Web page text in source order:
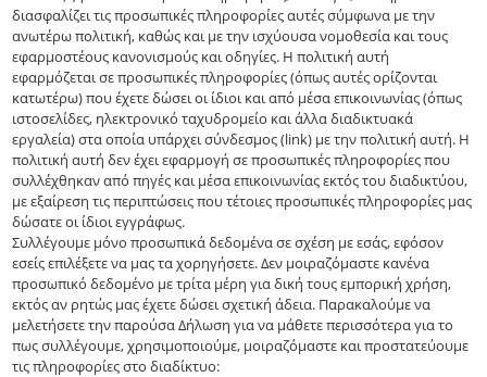
διασφαλίζει τις προσωπικές πληροφορίες αυτές σύμφωνα με την
ανωτέρω πολιτική, καθώς και με την ισχύουσα νομοθεσία και τους
εφαρμοστέους κανονισμούς και οδηγίες. Η πολιτική αυτή
εφαρμόζεται σε προσωπικές πληροφορίες (όπως αυτές ορίζονται
κατωτέρω) που έχετε δώσει οι ίδιοι και από μέσα επικοινωνίας (όπως
ιστοσελίδες, ηλεκτρονικό ταχυδρομείο και άλλα διαδικτυακά
εργαλεία) στα οποία υπάρχει σύνδεσμος (link) με την πολιτική αυτή. Η
πολιτική αυτή δεν έχει εφαρμογή σε προσωπικές πληροφορίες που
συλλέχθηκαν από πηγές και μέσα επικοινωνίας εκτός του διαδικτύου,
με εξαίρεση τις περιπτώσεις που τέτοιες προσωπικές πληροφορίες μας
δώσατε οι ίδιοι εγγράφως.
Συλλέγουμε μόνο προσωπικά δεδομένα σε σχέση με εσάς, εφόσον
εσείς επιλέξετε να μας τα χορηγήσετε. Δεν μοιραζόμαστε κανένα
προσωπικό δεδομένο με τρίτα μέρη για δική τους εμπορική χρήση,
εκτός αν ρητώς μας έχετε δώσει σχετική άδεια. Παρακαλούμε να
μελετήσετε την παρούσα Δήλωση για να μάθετε περισσότερα για το
πως συλλέγουμε, χρησιμοποιούμε, μοιραζόμαστε και προστατεύουμε
τις πληροφορίες στο διαδίκτυο: